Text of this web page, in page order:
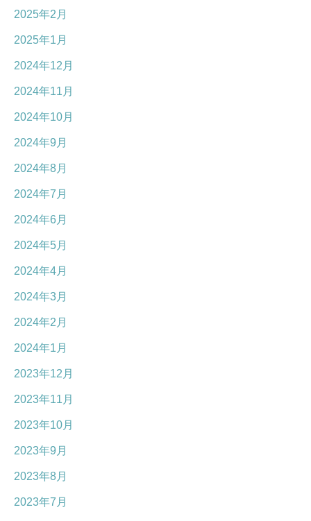
2025年2月
2025年1月
2024年12月
2024年11月
2024年10月
2024年9月
2024年8月
2024年7月
2024年6月
2024年5月
2024年4月
2024年3月
2024年2月
2024年1月
2023年12月
2023年11月
2023年10月
2023年9月
2023年8月
2023年7月